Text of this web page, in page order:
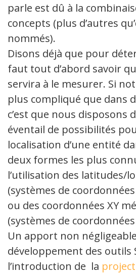
parle est dû à la
concepts (plus d’autres
nommés).
Disons déjà que pour
faut tout d’abord savoir
servira à le mesurer. Si
plus compliqué que dans
c’est que nous disposons
éventail de possibilités
localisation d’une entité
deux formes les plus
l’utilisation des latitudes/
(systèmes de
ou des coordonnées XY
(systèmes de
Un apport non
développement des outils
l’introduction de la